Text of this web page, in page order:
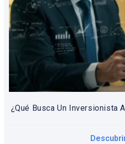
¿Qué Busca Un Inversionista